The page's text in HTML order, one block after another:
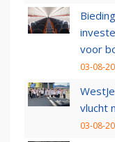
voor
03-08-
vlucht
03-08-